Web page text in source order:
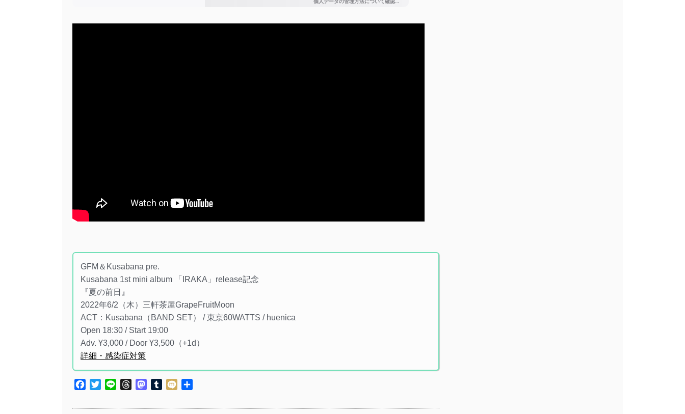
GFM＆Kusabana pre.
Kusabana 1st mini album 「IRAKA」release記念
『夏の前日』
2022年6/2（木）三軒茶屋GrapeFruitMoon
ACT：Kusabana（BAND SET） / 東京60WATTS / huenica
Open 18:30 / Start 19:00
Adv. ¥3,000 / Door ¥3,500（+1d）
詳細・感染症対策
Facebook
TwitterLine ThreadsMastodon
TumblrMixi